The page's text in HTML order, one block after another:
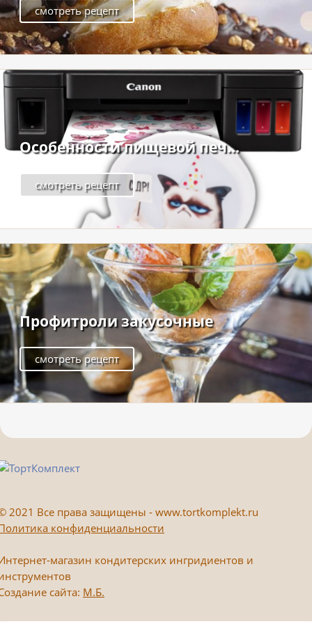
смотреть рецепт
Особенности пищевой печ...
смотреть рецепт
Профитроли закусочные
смотреть рецепт
2021 Все права защищены - www.tortkomplekt.ru
конфиденциальности
магазин кондитерских ингридиентов и
сайта: М.Б.